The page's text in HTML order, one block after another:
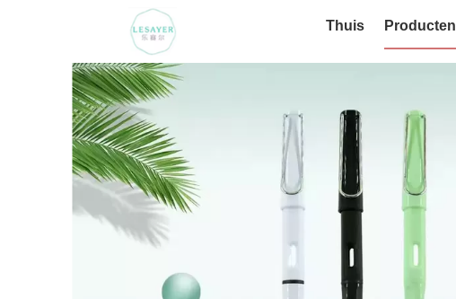
Thuis Producten